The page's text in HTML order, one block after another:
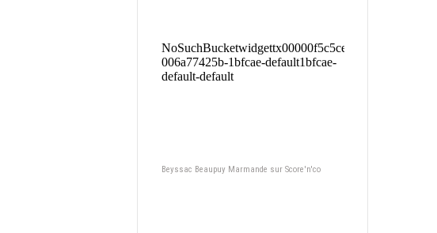
Beyssac Beaupuy Marmande sur Score'n'co